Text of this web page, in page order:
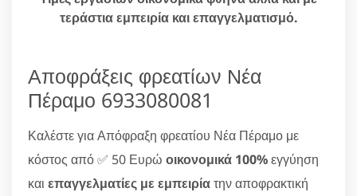
τεράστια εμπειρία και επαγγελματισμό.
Αποφράξεις φρεατίων Νέα
Πέραμο 6933080081
Καλέστε για Απόφραξη φρεατίου Νέα Πέραμο με
κόστος από ✅ 50 Ευρώ οικονομικά 100%εγγύηση
και επαγγελματίες με εμπειρίατην αποφρακτική